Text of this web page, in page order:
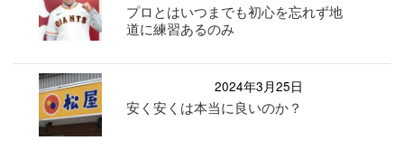
プロとはいつまでも初心を忘れず地
道に練習あるのみ
2024年3月25日
安く安くは本当に良いのか？